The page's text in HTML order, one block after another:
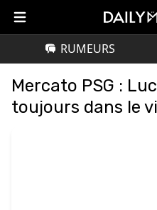
RUMEURS
Mercato PSG :
toujours dans le